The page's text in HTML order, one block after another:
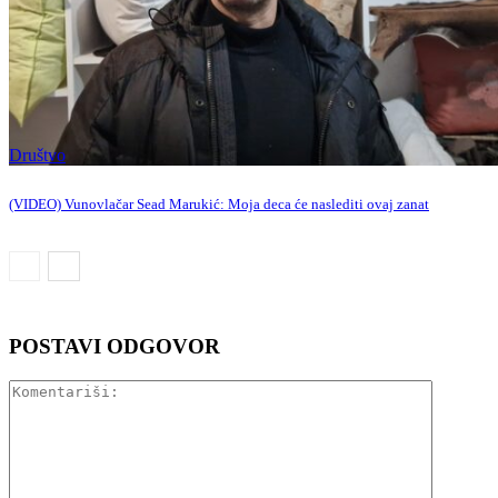
Društvo
(VIDEO) Vunovlačar Sead Marukić: Moja deca će naslediti ovaj zanat
POSTAVI ODGOVOR